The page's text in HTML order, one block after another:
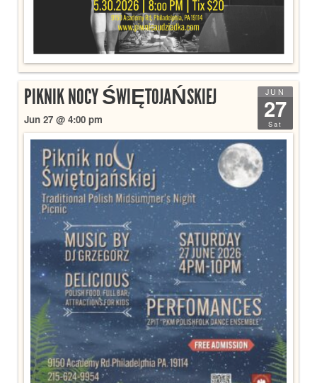
JUN
27
Sat
PIKNIK NOCY ŚWIĘTOJAŃSKIEJ
Jun 27 @ 4:00 pm